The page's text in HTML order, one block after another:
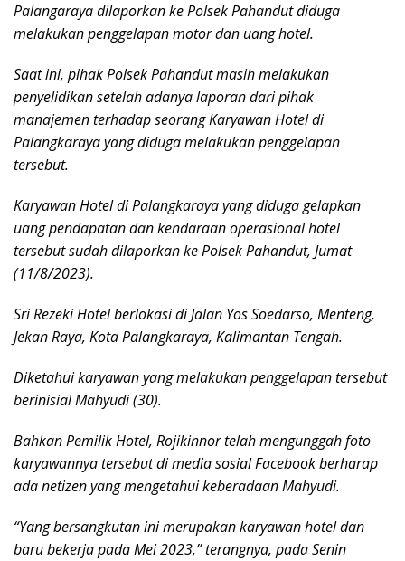
Palangaraya dilaporkan ke Polsek Pahandut diduga
melakukan penggelapan motor dan uang hotel.
Saat ini, pihak Polsek Pahandut masih melakukan
penyelidikan setelah adanya laporan dari pihak
manajemen terhadap seorang Karyawan Hotel di
Palangkaraya yang diduga melakukan penggelapan
tersebut.
Karyawan Hotel di Palangkaraya yang diduga gelapkan
uang pendapatan dan kendaraan operasional hotel
tersebut sudah dilaporkan ke Polsek Pahandut, Jumat
(11/8/2023).
Sri Rezeki Hotel berlokasi di Jalan Yos Soedarso, Menteng,
Jekan Raya, Kota Palangkaraya, Kalimantan Tengah.
Diketahui karyawan yang melakukan penggelapan tersebut
berinisial Mahyudi (30).
Bahkan Pemilik Hotel, Rojikinnor telah mengunggah foto
karyawannya tersebut di media sosial Facebook berharap
ada netizen yang mengetahui keberadaan Mahyudi.
“Yang bersangkutan ini merupakan karyawan hotel dan
baru bekerja pada Mei 2023,” terangnya, pada Senin